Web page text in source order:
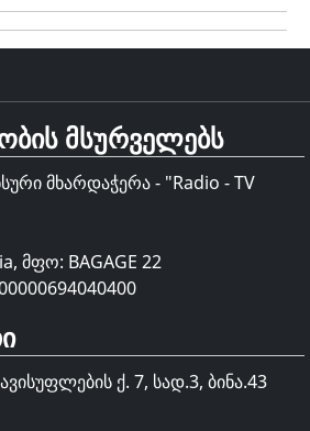
მსურველებს
მხარდაჭერა - "Radio - TV
მფო: BAGAGE 22
ქ. 7, სად.3, ბინა.43